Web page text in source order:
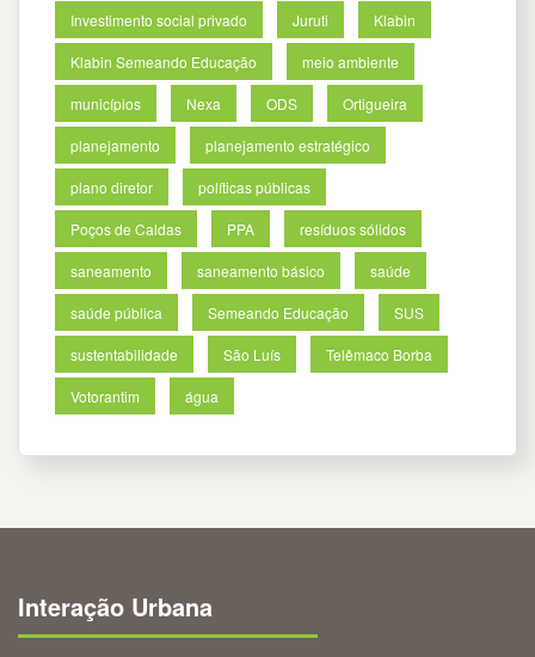
Investimento social privado Juruti Klabin
Klabin Semeando Educação meio ambiente
municípios Nexa ODS Ortigueira
planejamento planejamento estratégico
plano diretor políticas públicas
Poços de Caldas PPA resíduos sólidos
saneamento saneamento básico saúde
saúde pública Semeando Educação SUS
sustentabilidade São Luís Telêmaco Borba
Votorantim água
Interação Urbana